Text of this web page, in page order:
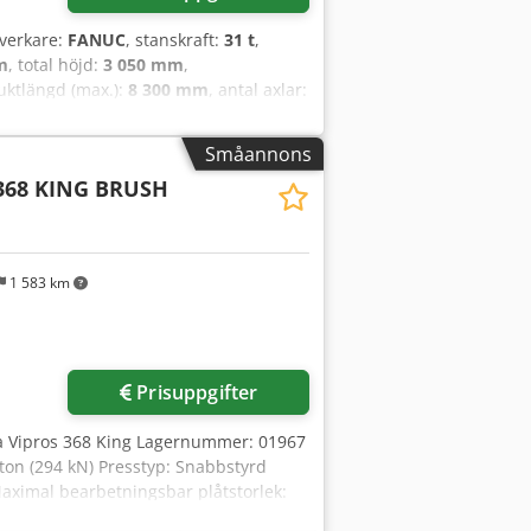
FANUC, stanskraft: 31 t,
, total höjd: 3 050 mm,
(max.): 8 300 mm, antal axlar:
en maximal arbetsstyckelängd på
stanskraft på 300 kN och en
bör du överväga den
information. - Max.
Plåttjocklek: 3,2 mm- Max.
m/min- Steglös
Ja-
Småannons
1 583 km
KING BRUSH
Prisuppgifter
Vipros 368 King Lagernummer: 01967
(294 kN) Presstyp: Snabbstyrd
bearbetningsbar plåtstorlek:
3,2 mm vanligt stål Max.